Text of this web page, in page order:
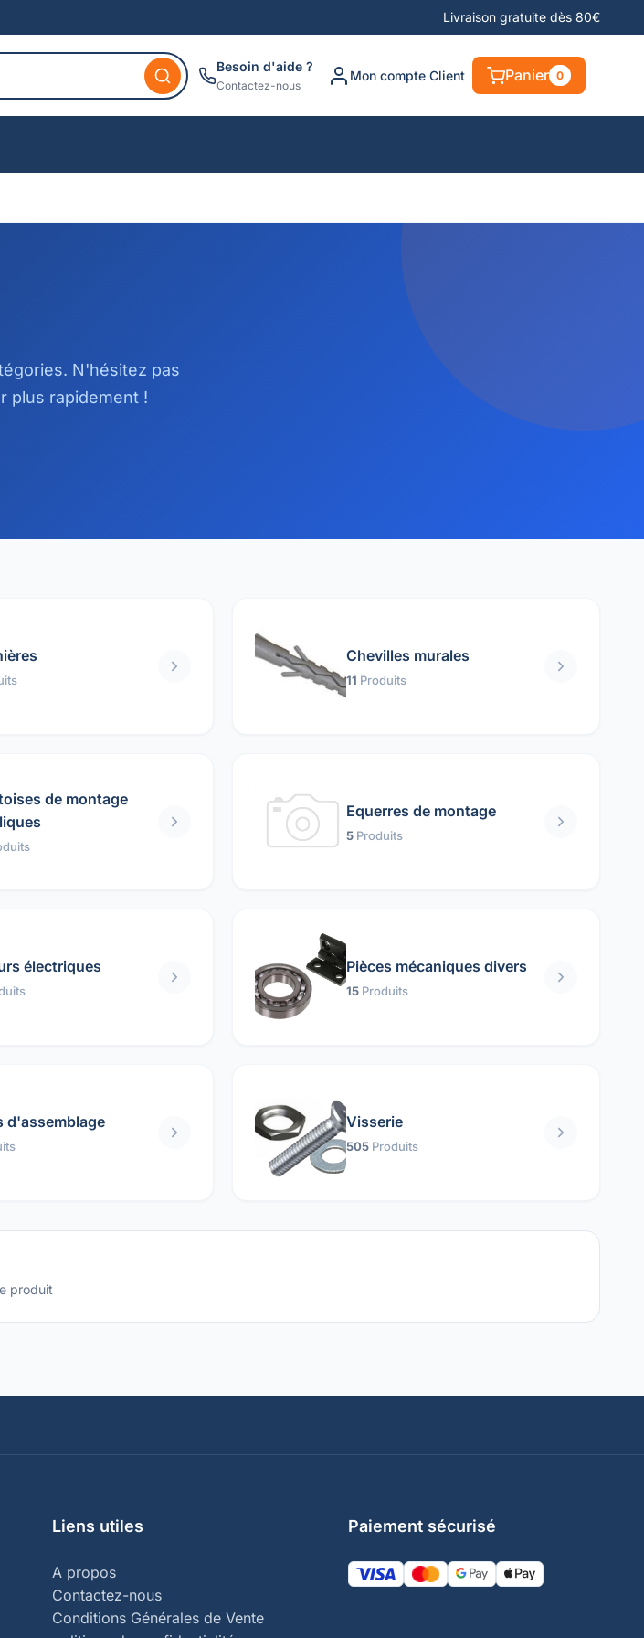
Livraison gratuite dès 80€
Besoin d'aide ?
Contactez-nous
Mon compte Client Panier 0
N'hésitez pas
plus rapidement !
Chevilles murales
11 Produits
de montage
Equerres de montage
5 Produits
électriques Pièces mécaniques divers
15 Produits
d'assemblage Visserie
505 Produits
produit
Liens utiles
A propos
Contactez-nous
Conditions Générales de Vente
Paiement sécurisé